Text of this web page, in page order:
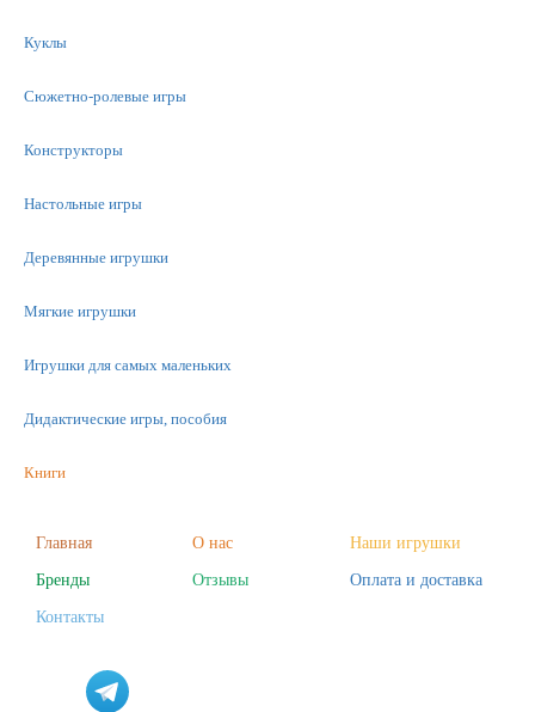
Куклы
Сюжетно-ролевые игры
Конструкторы
Настольные игры
Деревянные игрушки
Мягкие игрушки
Игрушки для самых маленьких
Дидактические игры, пособия
Книги
Фигурки
Наборы для творчества
Главная О нас
Наши игрушки
Бренды
Отзывы
Оплата и доставка
Контакты